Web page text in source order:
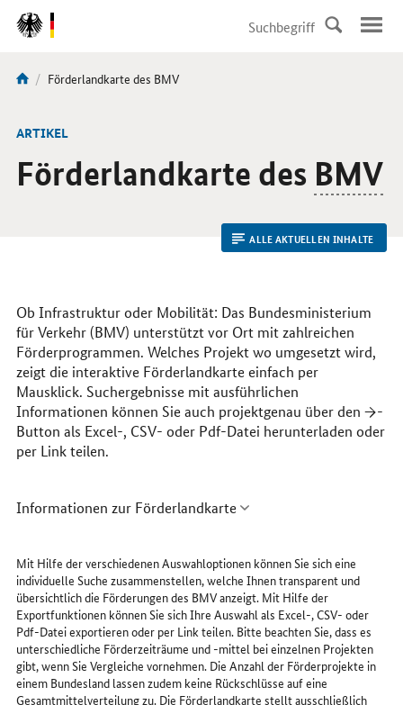
DirektZu:
Navigation
Sie
hier:
Aktuelle
Förderlandkarte des BMV
ARTIKEL
Förderlandkarte des BMV
ALLE AKTUELLEN INHALTE
Ob Infrastruktur oder Mobilität: Das Bundesministerium
für Verkehr (BMV) unterstützt vor Ort mit zahlreichen
Förderprogrammen. Welches Projekt wo umgesetzt wird,
zeigt die interaktive Förderlandkarte einfach per
Mausklick. Suchergebnisse mit ausführlichen
Informationen können Sie auch projektgenau über den →-
Button als Excel-, CSV- oder Pdf-Datei herunterladen oder
per Link teilen.
Informationen zur Förderlandkarte
Mit Hilfe der verschiedenen Auswahloptionen können Sie sich eine
individuelle Suche zusammenstellen, welche Ihnen transparent und
übersichtlich die Förderungen des BMV anzeigt. Mit Hilfe der
Exportfunktionen können Sie sich Ihre Auswahl als Excel-, CSV- oder
Pdf-Datei exportieren oder per Link teilen. Bitte beachten Sie, dass es
unterschiedliche Förderzeiträume und -mittel bei einzelnen Projekten
gibt, wenn Sie Vergleiche vornehmen. Die Anzahl der Förderprojekte in
einem Bundesland lassen zudem keine Rückschlüsse auf eine
Gesamtmittelverteilung zu. Die Förderlandkarte stellt ausschließlich